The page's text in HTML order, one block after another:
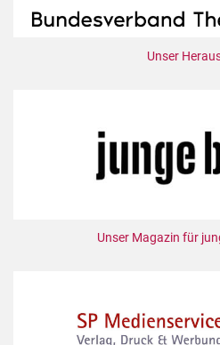
Unser
Unser Magazin für